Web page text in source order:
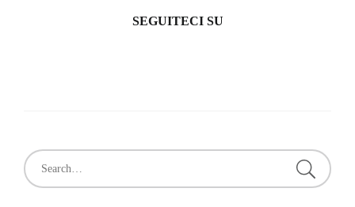
SEGUITECI SU
Search
for: